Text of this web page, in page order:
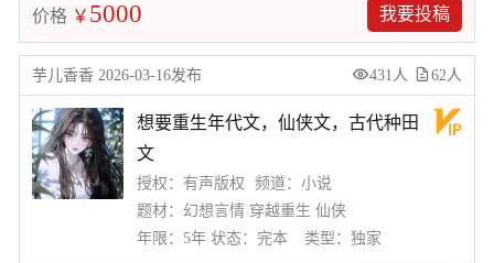
价格 ￥ 5000 我要投稿
芋儿香香 2026-03-16发布 431人 62人
想要重生年代文，仙侠文，古代种田
文
授权：有声版权
频道：小说
题材：幻想言情 穿越重生 仙侠
年限：5年 状态：完本 类型：独家